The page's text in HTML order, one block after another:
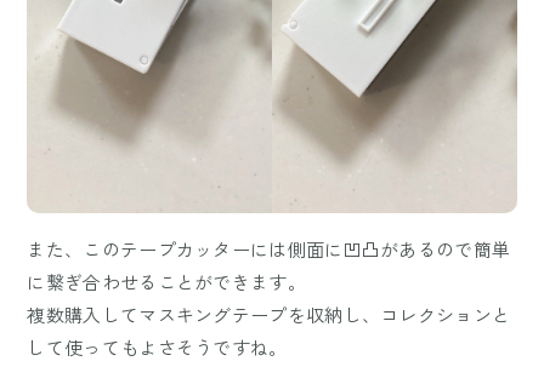
また、このテープカッターには側面に凹凸があるので簡単
に繋ぎ合わせることができます。
複数購入してマスキングテープを収納し、コレクションと
して使ってもよさそうですね。